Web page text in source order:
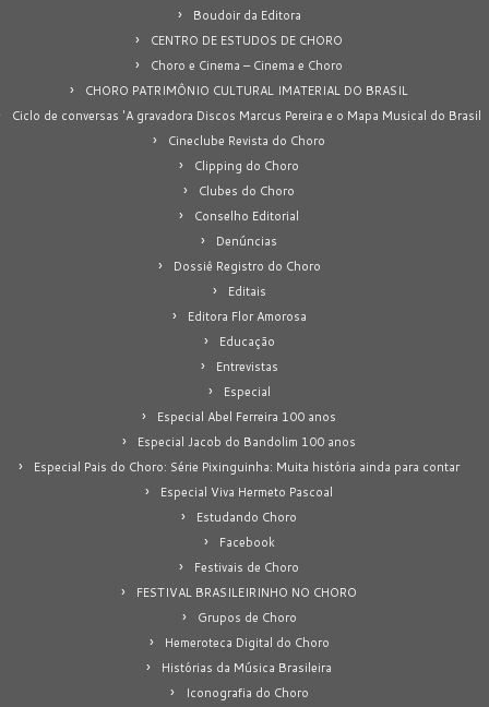
Boudoir da Editora
CENTRO DE ESTUDOS DE CHORO
Choro e Cinema – Cinema e Choro
CHORO PATRIMÔNIO CULTURAL IMATERIAL DO BRASIL
Ciclo de conversas 'A gravadora Discos Marcus Pereira e o Mapa Musical do Brasil
Cineclube Revista do Choro
Clipping do Choro
Clubes do Choro
Conselho Editorial
Denúncias
Dossiê Registro do Choro
Editais
Editora Flor Amorosa
Educação
Entrevistas
Especial
Especial Abel Ferreira 100 anos
Especial Jacob do Bandolim 100 anos
Especial Pais do Choro: Série Pixinguinha: Muita história ainda para contar
Especial Viva Hermeto Pascoal
Estudando Choro
Facebook
Festivais de Choro
FESTIVAL BRASILEIRINHO NO CHORO
Grupos de Choro
Hemeroteca Digital do Choro
Histórias da Música Brasileira
Iconografia do Choro